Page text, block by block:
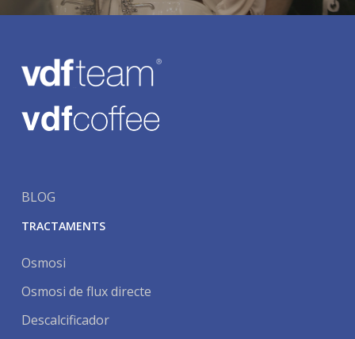
BLOG
TRACTAMENTS
Osmosi
Osmosi de flux directe
Descalcificador